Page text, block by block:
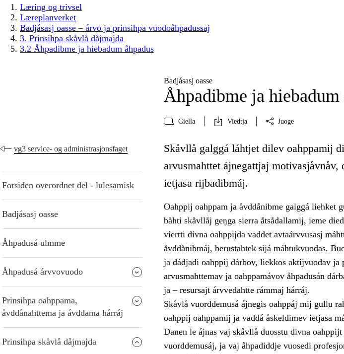
Læring og trivsel
Læreplanverket
Badjásasj oasse – árvo ja prinsihpa vuodoåhpadussaj
3. Prinsihpa skåvlå dåjmajda
3.2 Åhpadibme ja hiebadum åhpadus
Badjásasj oasse
Åhpadibme ja hiebadum
Giella Viedtja Juoge
vg3 service- og administrasjonsfaget
Forsiden overordnet del - lulesamisk
Badjásasj oasse
Åhpadusá ulmme
Åhpadusá árvvovuodo
Prinsihpa oahppama,
åvddånahttema ja ávddama hárráj
Prinsihpa skåvlå dåjmajda
Skåvllå galggá láhtjet dilev oahppamij
arvusmahttet ájnegattjaj
ietjasa rijbadibmáj.
Oahppij oahppam ja åvddånibme galggá liehket
båhti skåvllåj geŋga sierra åtsådallamij, ieme
viertti divna oahppijda vaddet avtaárvvusasj
åvddånibmáj, berustahtek sijá máhtukvuodas.
ja dádjadi oahppij dárbov, liekkos aktijvuodav ja
arvusmahttemav ja oahppamávov åhpadusán
ja – resursajt árvvedahtte rámmaj hárráj.
Skåvlå vuorddemusá ájnegis oahppáj mij gullu
oahppij oahppamij ja vaddá åskeldimev ietjasa
Danen le ájnas vaj skåvllå duosstu divna
vuorddemusáj, ja vaj åhpadiddje vuosedi